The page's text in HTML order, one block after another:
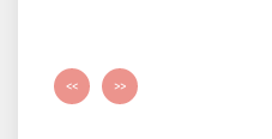
<< >>